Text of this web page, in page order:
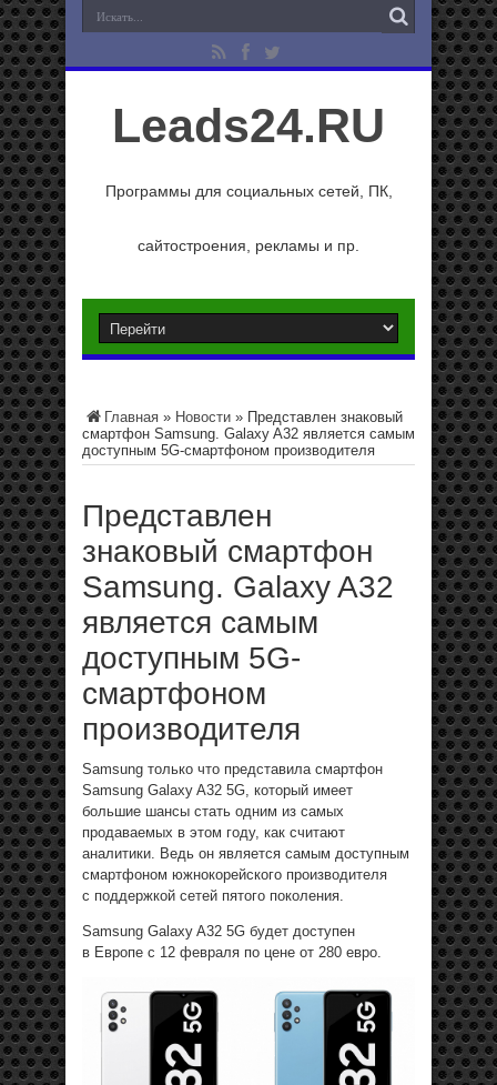
Leads24.RU
Программы для социальных сетей, ПК,
сайтостроения, рекламы и пр.
Главная » Новости » Представлен знаковый
смартфон Samsung. Galaxy A32 является самым
доступным 5G-смартфоном производителя
Представлен
знаковый смартфон
Samsung. Galaxy A32
является самым
доступным 5G-
смартфоном
производителя
Samsung только что представила смартфон
Samsung Galaxy A32 5G, который имеет
большие шансы стать одним из самых
продаваемых в этом году, как считают
аналитики. Ведь он является самым доступным
смартфоном южнокорейского производителя
с поддержкой сетей пятого поколения.
Samsung Galaxy A32 5G будет доступен
в Европе с 12 февраля по цене от 280 евро.